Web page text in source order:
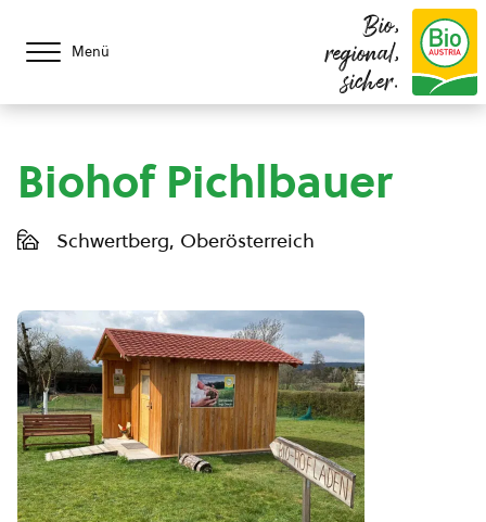
Menü
Bio,
regional,
sicher.
Biohof Pichlbauer
Schwertberg, Oberösterreich